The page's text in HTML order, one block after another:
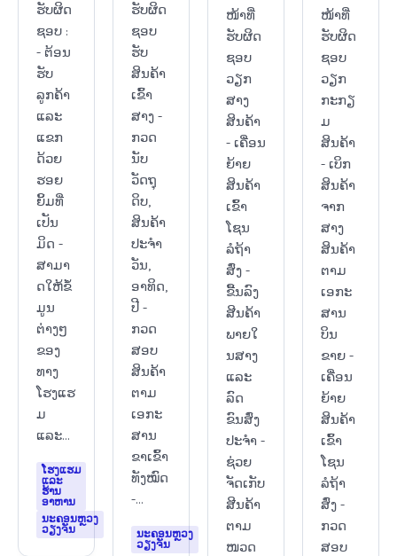
ຮັບຜິດ
ຊອບ :
- ຕ້ອນ
ຮັບ
ລູກຄ້າ
ແລະ
ແຂກ
ດ້ວຍ
ຮອຍ
ຍິ້ມທີ່
ເປັນ
ມິດ -
ສາມາ
ດໃຫ້ຂໍ້
ມູນ
ຕ່າງໆ
ຂອງ
ທາງ
ໂຮງແຮ
ມ
ແລະ...
ໂຮງແຮມ
ແລະ
ຮ້ານ
ອາຫານ
ນະຄອນຫຼວງ
ວຽງຈັນ
ຮັບຜິດ
ຊອບ
ຮັບ
ສິນຄ້າ
ເຂົ້າ
ສາງ -
ກວດ
ນັບ
ວັດຖຸ
ດິບ,
ສິນຄ້າ
ປະຈໍາ
ວັນ,
ອາທິດ,
ປີ -
ກວດ
ສອບ
ສິນຄ້າ
ຕາມ
ເອກະ
ສານ
ຂາເຂົ້າ
ທັງໝົດ
-...
ນະຄອນຫຼວງ
ວຽງຈັນ
ໜ້າທີ່
ຮັບຜິດ
ຊອບ
ວຽກ
ສາງ
ສິນຄ້າ
- ເຄື່ອນ
ຍ້າຍ
ສິນຄ້າ
ເຂົ້າ
ໂຊນ
ລໍຖ້າ
ສົ່ງ -
ຂື້ນລົງ
ສີນຄ້າ
ພາຍໃ
ນສາງ
ແລະ
ລົດ
ຂົນສົ່ງ
ປະຈຳ -
ຊ່ວຍ
ຈັດເກັບ
ສີນຄ້າ
ຕາມ
ໜວດ
ໜ້າທີ່
ຮັບຜິດ
ຊອບ
ວຽກ
ກະກຽ
ມ
ສິນຄ້າ
- ເບິກ
ສິນຄ້າ
ຈາກ
ສາງ
ສິນຄ້າ
ຕາມ
ເອກະ
ສານ
ບິນ
ຂາຍ -
ເຄື່ອນ
ຍ້າຍ
ສິນຄ້າ
ເຂົ້າ
ໂຊນ
ລໍຖ້າ
ສົ່ງ -
ກວດ
ສອບ